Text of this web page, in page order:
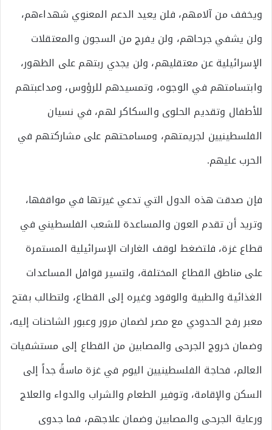
ويخفف من آلامهم، فلن يعيد الدعم المعنوي شهداءهم،
ولن يشفي جرحاهم، ولن يفرج من السجون والمعتقلات
الإسرائيلية عن معتقليهم، ولن يجدي ربتهم على الظهور،
وابتسامتهم في الوجوه، وتمسيدهم للرؤوس، ومداعبتهم
للأطفال وتقديم الحلوى والسكاكر لهم، في نسيان
الفلسطينيين لجريمتهم، ومسامحتهم على مشاركتهم في
الحرب عليهم.
فإن صدقت هذه الدول التي تدعي غيرتها في مواقفها،
وتريد أن تقدم العون والمساعدة للشعب الفلسطيني في
قطاع غزة، فلتضغط لوقف الغارات الإسرائيلية المستمرة
على مناطق القطاع المختلفة، ولتسير قوافل المساعدات
الغذائية والطبية والوقود وغيره إلى القطاع، ولتطالب بفتح
معبر رفح الحدودي مع مصر لضمان مرور وعبور الشاحنات إليه،
وضمان خروج الجرحى والمصابين من القطاع إلى مستشفيات
العالم، فحاجة الفلسطينيين اليوم في غزة ماسةً جداً إلى
السكن والإقامة، وتوفير الطعام والشراب والدواء والعلاج
ورعاية الجرحى والمصابين وضمان علاجهم، فما جدوى